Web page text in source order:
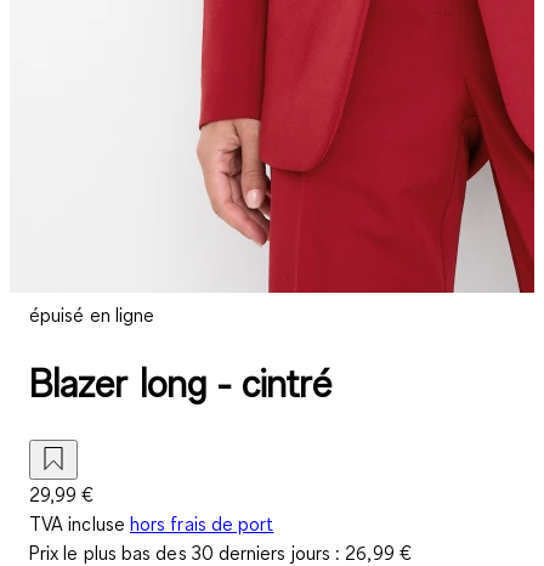
épuisé en ligne
Blazer long - cintré
29,99 €
TVA incluse hors frais de port
Prix le plus bas des 30 derniers jours : 26,99 €